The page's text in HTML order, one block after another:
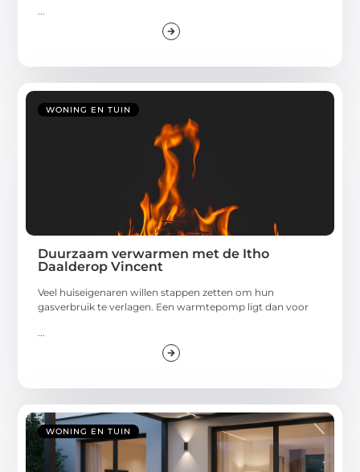
...
WONING EN TUIN
Duurzaam verwarmen met de Itho
Daalderop Vincent
Veel huiseigenaren willen stappen zetten om hun
gasverbruik te verlagen. Een warmtepomp ligt dan voor
...
WONING EN TUIN